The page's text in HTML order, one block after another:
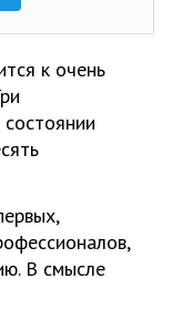
к очень
В смысле